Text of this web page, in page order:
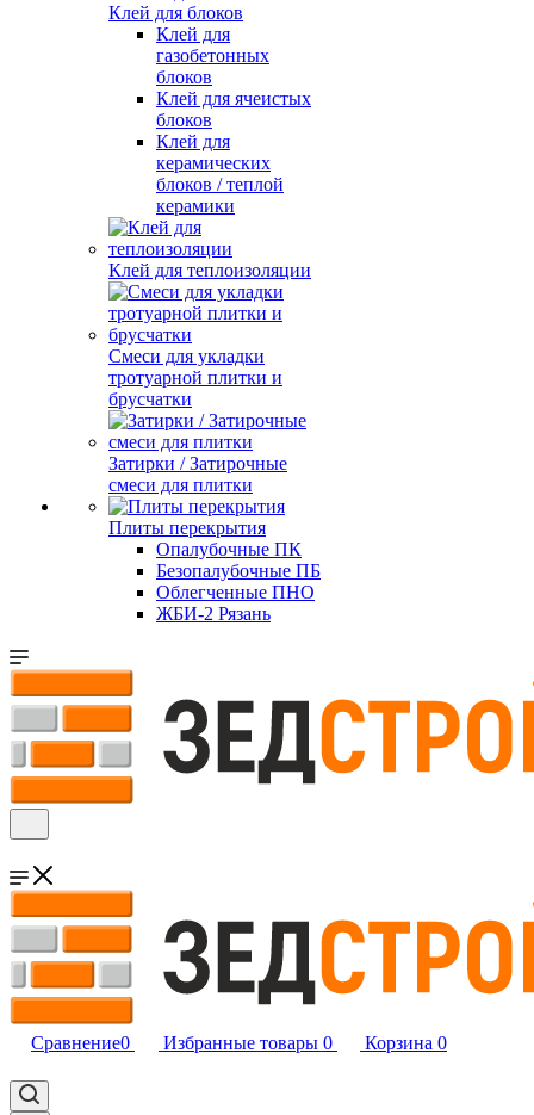
Клей для блоков
Клей для
газобетонных
блоков
Клей для ячеистых
блоков
Клей для
керамических
блоков / теплой
керамики
Клей для теплоизоляции
Смеси для укладки
тротуарной плитки и
брусчатки
Затирки / Затирочные
смеси для плитки
Плиты перекрытия
Опалубочные ПК
Безопалубочные ПБ
Облегченные ПНО
ЖБИ-2 Рязань
Сравнение0 Избранные товары 0 Корзина 0